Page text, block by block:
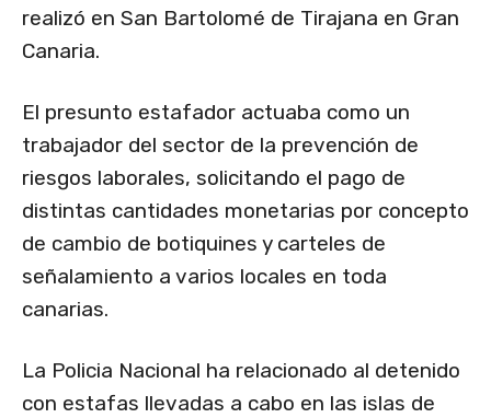
realizó en San Bartolomé de Tirajana en Gran
Canaria.
El presunto estafador actuaba como un
trabajador del sector de la prevención de
riesgos laborales, solicitando el pago de
distintas cantidades monetarias por concepto
de cambio de botiquines y carteles de
señalamiento a varios locales en toda
canarias.
La Policia Nacional ha relacionado al detenido
con estafas llevadas a cabo en las islas de